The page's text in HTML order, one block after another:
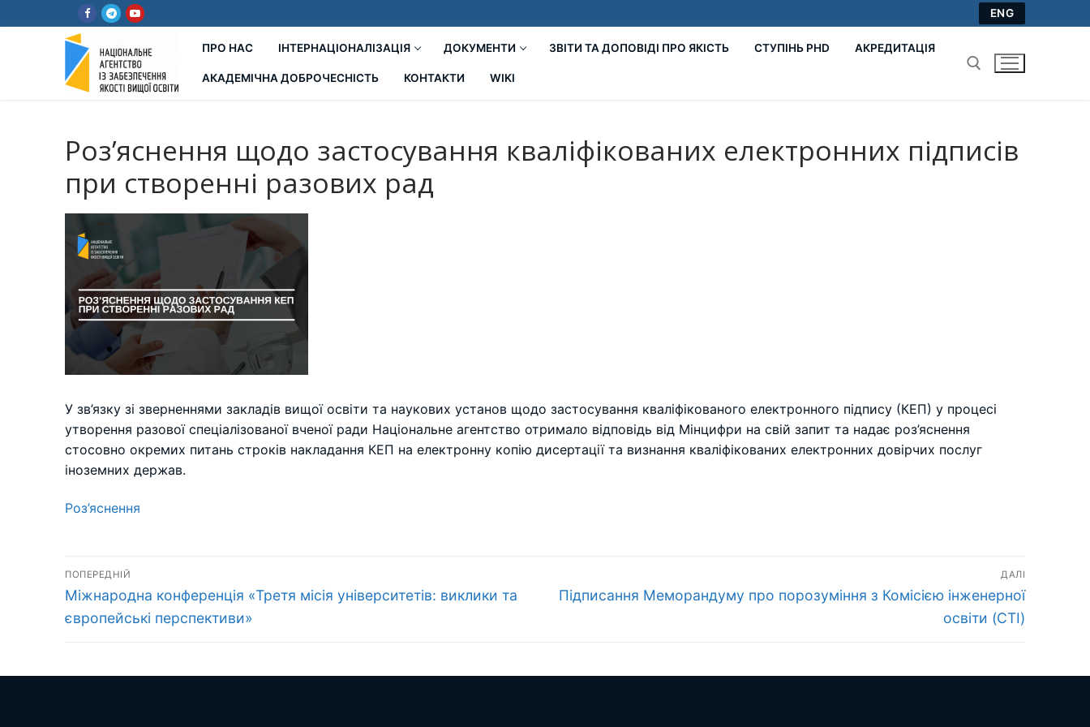
до
ENG
ПРО НАС ІНТЕРНАЦІОНАЛІЗАЦІЯ ДОКУМЕНТИ ЗВІТИ ТА ДОПОВІДІ ПРО ЯКІСТЬ СТУПІНЬ PHD АКРЕДИТАЦІЯ
АКАДЕМІЧНА ДОБРОЧЕСНІСТЬ КОНТАКТИ WIKI
Роз’яснення щодо застосування кваліфікованих електронних підписів
при створенні разових рад
У зв’язку зі зверненнями закладів вищої освіти та наукових установ щодо застосування кваліфікованого електронного підпису (КЕП) у процесі
утворення разової спеціалізованої вченої ради Національне агентство отримало відповідь від Мінцифри на свій запит та надає роз’яснення
стосовно окремих питань строків накладання КЕП на електронну копію дисертації та визнання кваліфікованих електронних довірчих послуг
іноземних держав.
Роз’яснення
Навігація
записів
ПОПЕРЕДНІЙ
Попередній
запис:
Міжнародна конференція «Третя місія університетів: виклики та
європейські перспективи»
ДАЛІ
Наступний
Підписання Меморандуму про порозуміння з Комісією інженерної
освіти (CTI)